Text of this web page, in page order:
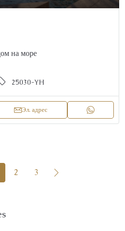
на море
25030-YH
Эл. адрес
2 3